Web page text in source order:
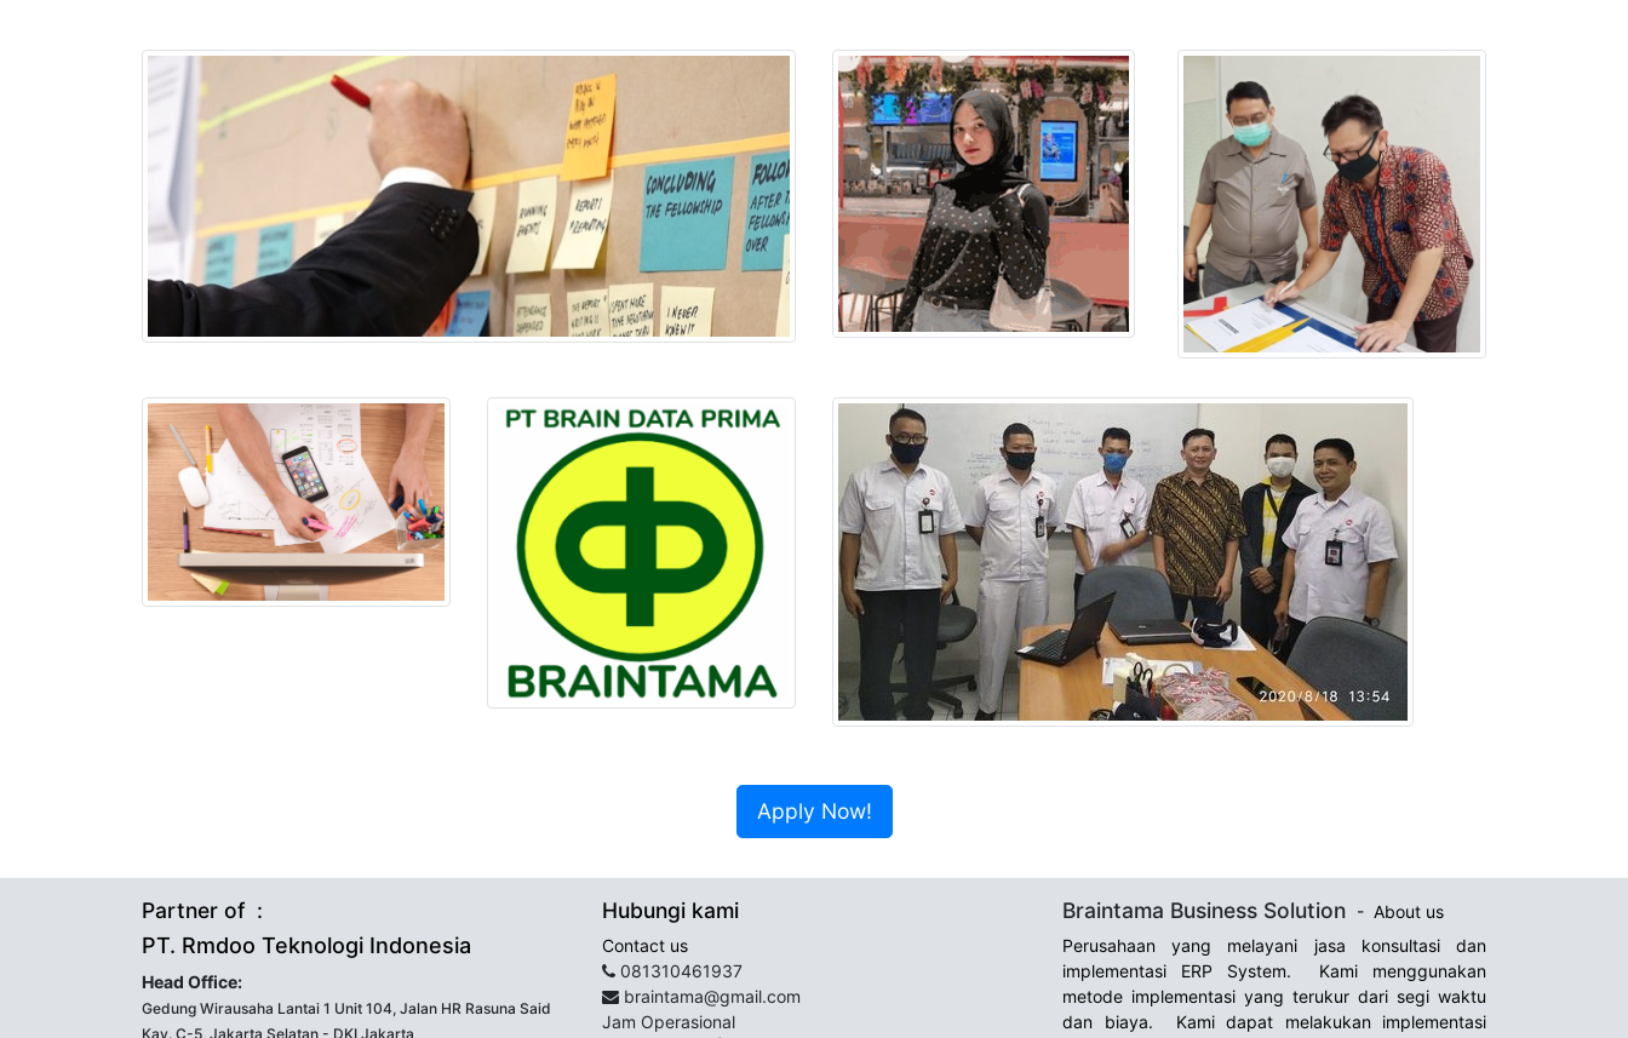
Apply Now!
Partner of :
PT. Rmdoo Teknologi Indonesia
Head Office:
Gedung Wirausaha Lantai 1 Unit 104, Jalan HR Rasuna Said
Kav. C-5, Jakarta Selatan - DKI Jakarta
Hubungi kami
Contact us
081310461937
braintama@gmail.com
Jam Operasional
Braintama Business Solution - About us
Perusahaan yang melayani jasa konsultasi dan
implementasi ERP System. Kami menggunakan
metode implementasi yang terukur dari segi waktu
dan biaya. Kami dapat melakukan implementasi